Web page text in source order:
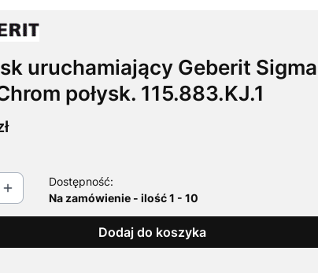
uruchamiający Geberit
połysk. 115.883.KJ.1
Dostępność:
Na zamówienie - ilość 1 - 10
Dodaj do koszyka